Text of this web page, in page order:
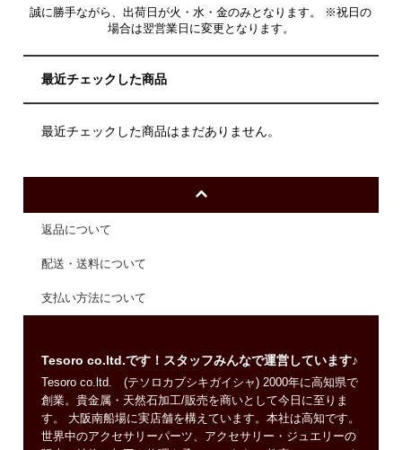
誠に勝手ながら、出荷日が火・水・金のみとなります。 ※祝日の
場合は翌営業日に変更となります。
最近チェックした商品
最近チェックした商品はまだありません。
返品について
配送・送料について
支払い方法について
Tesoro co.ltd.です！スタッフみんなで運営しています♪
Tesoro co.ltd. (テソロカブシキガイシャ) 2000年に高知県で
創業。貴金属・天然石加工/販売を商いとして今日に至りま
す。 大阪南船場に実店舗を構えています。本社は高知です。
世界中のアクセサリーパーツ、アクセサリー・ジュエリーの